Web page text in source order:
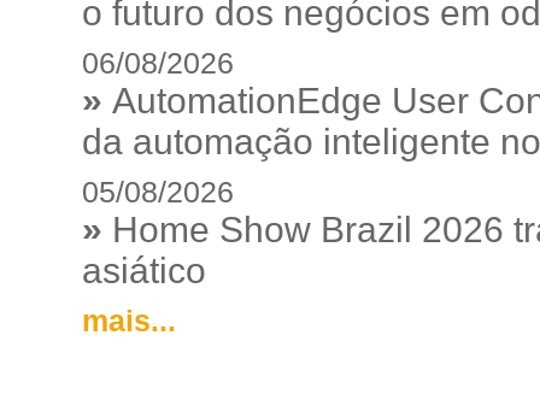
o futuro dos negócios em
06/08/2026
» AutomationEdge User
da automação inteligente
05/08/2026
» Home Show Brazil 2026
asiático
mais...